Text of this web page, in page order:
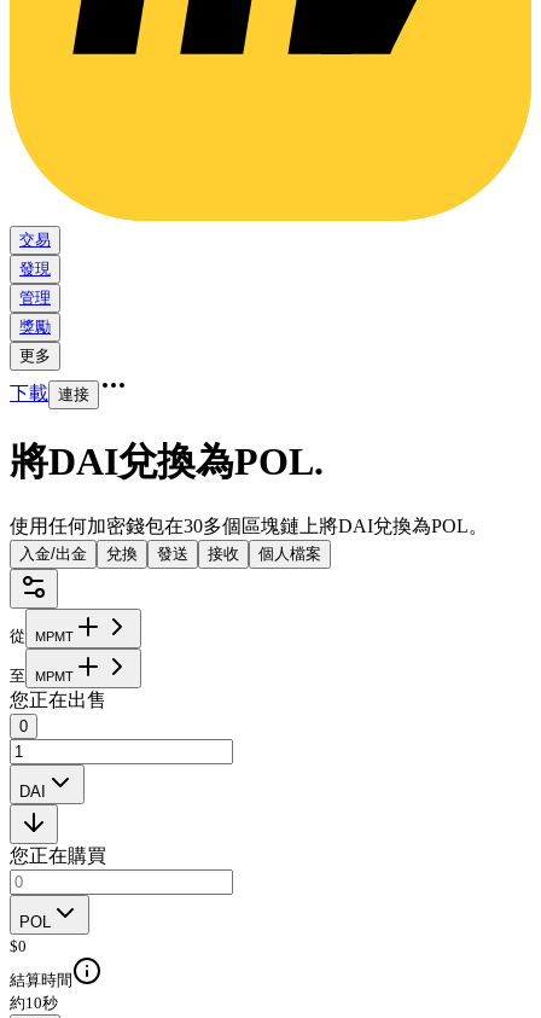
交易
發現
管理
獎勵
更多
下載 連接
將DAI兌換為POL.
使用任何加密錢包在30多個區塊鏈上將DAI兌換為POL。
入金/出金 兌換 發送 接收 個人檔案
從 MPMT
至 MPMT
您正在出售
0
DAI
您正在購買
POL
$0
結算時間
約10秒